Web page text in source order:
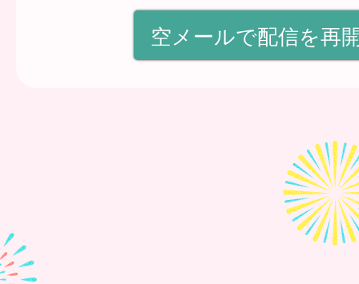
空メールで配信を再